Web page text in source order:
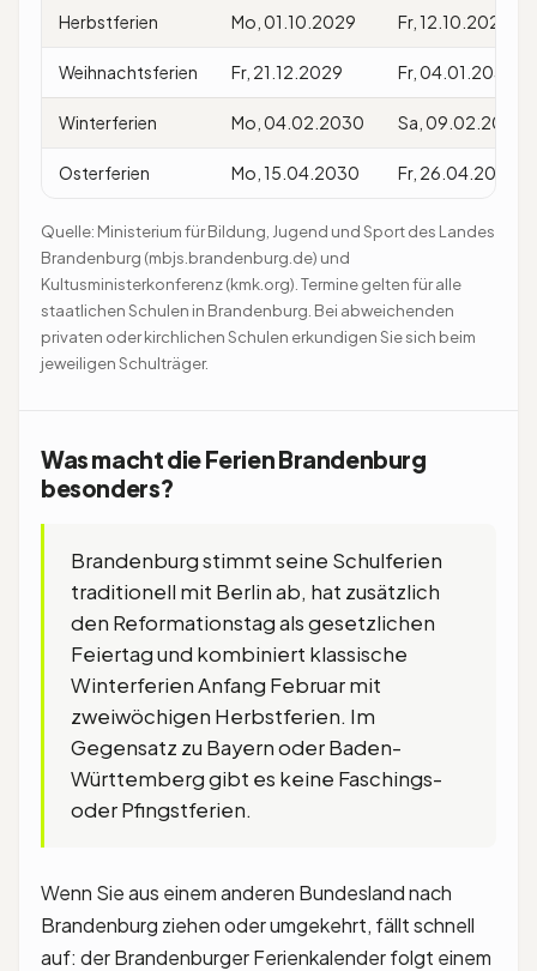
Herbstferien Mo, 01.10.2029 Fr, 12.10.2029
Weihnachtsferien Fr, 21.12.2029 Fr, 04.01.2030
Winterferien Mo, 04.02.2030 Sa, 09.02.2030
Osterferien Mo, 15.04.2030 Fr, 26.04.2030
Quelle: Ministerium für Bildung, Jugend und Sport des Landes
Brandenburg (mbjs.brandenburg.de) und
Kultusministerkonferenz (kmk.org). Termine gelten für alle
staatlichen Schulen in Brandenburg. Bei abweichenden
privaten oder kirchlichen Schulen erkundigen Sie sich beim
jeweiligen Schulträger.
Was macht die Ferien Brandenburg
besonders?
Brandenburg stimmt seine Schulferien
traditionell mit Berlin ab, hat zusätzlich
den Reformationstag als gesetzlichen
Feiertag und kombiniert klassische
Winterferien Anfang Februar mit
zweiwöchigen Herbstferien. Im
Gegensatz zu Bayern oder Baden-
Württemberg gibt es keine Faschings-
oder Pfingstferien.
Wenn Sie aus einem anderen Bundesland nach
Brandenburg ziehen oder umgekehrt, fällt schnell
auf: der Brandenburger Ferienkalender folgt einem